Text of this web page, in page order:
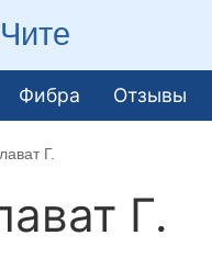
Фибра Отзывы
Г.
Г.